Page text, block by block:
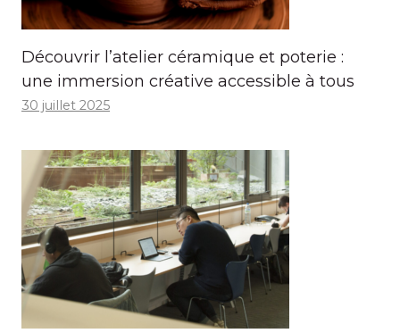
Découvrir l’atelier céramique et poterie :
une immersion créative accessible à tous
30 juillet 2025